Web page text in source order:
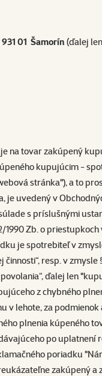
931 01 Šamorín(ďalej
na tovar zakúpený
kupujúcim -
stránka"), a to
je uvedený v
s príslušnými
Zb. o
je spotrebiteľ v
resp. v
ďalej len
z chybného
v lehote, za
plnenia kúpeného
po
poriadku
zakúpený